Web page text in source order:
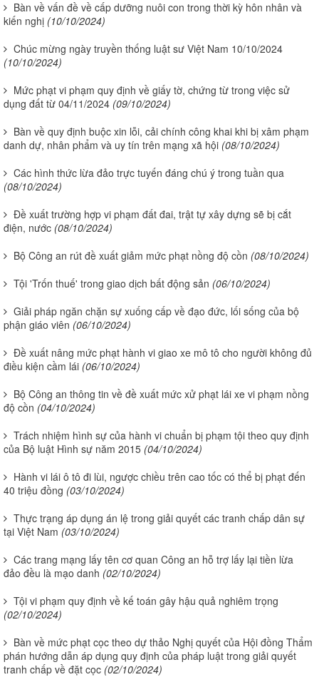
Bàn về vấn đề về cấp dưỡng nuôi con trong thời kỳ hôn nhân và
kiến nghị (10/10/2024)
Chúc mừng ngày truyền thống luật sư Việt Nam 10/10/2024
(10/10/2024)
Mức phạt vi phạm quy định về giấy tờ, chứng từ trong việc sử
dụng đất từ 04/11/2024 (09/10/2024)
Bàn về quy định buộc xin lỗi, cải chính công khai khi bị xâm phạm
danh dự, nhân phẩm và uy tín trên mạng xã hội (08/10/2024)
Các hình thức lừa đảo trực tuyến đáng chú ý trong tuần qua
(08/10/2024)
Đề xuất trường hợp vi phạm đất đai, trật tự xây dựng sẽ bị cắt
điện, nước (08/10/2024)
Bộ Công an rút đề xuất giảm mức phạt nồng độ cồn (08/10/2024)
Tội 'Trốn thuế' trong giao dịch bất động sản (06/10/2024)
Giải pháp ngăn chặn sự xuống cấp về đạo đức, lối sống của bộ
phận giáo viên (06/10/2024)
Đề xuất nâng mức phạt hành vi giao xe mô tô cho người không đủ
điều kiện cầm lái (06/10/2024)
Bộ Công an thông tin về đề xuất mức xử phạt lái xe vi phạm nồng
độ cồn (04/10/2024)
Trách nhiệm hình sự của hành vi chuẩn bị phạm tội theo quy định
của Bộ luật Hình sự năm 2015 (04/10/2024)
Hành vi lái ô tô đi lùi, ngược chiều trên cao tốc có thể bị phạt đến
40 triệu đồng (03/10/2024)
Thực trạng áp dụng án lệ trong giải quyết các tranh chấp dân sự
tại Việt Nam (03/10/2024)
Các trang mạng lấy tên cơ quan Công an hỗ trợ lấy lại tiền lừa
đảo đều là mạo danh (02/10/2024)
Tội vi phạm quy định về kế toán gây hậu quả nghiêm trọng
(02/10/2024)
Bàn về mức phạt cọc theo dự thảo Nghị quyết của Hội đồng Thẩm
phán hướng dẫn áp dụng quy định của pháp luật trong giải quyết
tranh chấp về đặt cọc (02/10/2024)